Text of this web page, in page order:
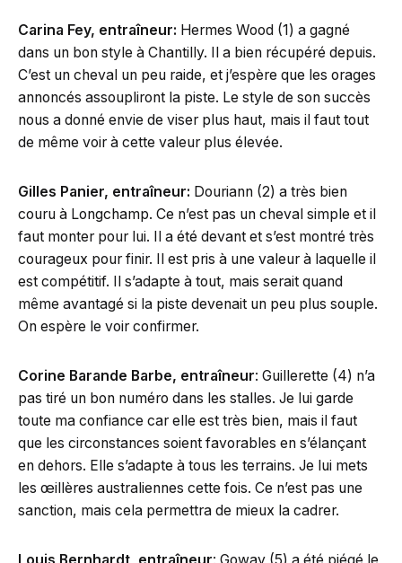
Carina Fey, entraîneur: Hermes Wood (1) a gagné
dans un bon style à Chantilly. Il a bien récupéré depuis.
C’est un cheval un peu raide, et j’espère que les orages
annoncés assoupliront la piste. Le style de son succès
nous a donné envie de viser plus haut, mais il faut tout
de même voir à cette valeur plus élevée.
Gilles Panier, entraîneur: Douriann (2) a très bien
couru à Longchamp. Ce n’est pas un cheval simple et il
faut monter pour lui. Il a été devant et s’est montré très
courageux pour finir. Il est pris à une valeur à laquelle il
est compétitif. Il s’adapte à tout, mais serait quand
même avantagé si la piste devenait un peu plus souple.
On espère le voir confirmer.
Corine Barande Barbe, entraîneur: Guillerette (4) n’a
pas tiré un bon numéro dans les stalles. Je lui garde
toute ma confiance car elle est très bien, mais il faut
que les circonstances soient favorables en s’élançant
en dehors. Elle s’adapte à tous les terrains. Je lui mets
les œillères australiennes cette fois. Ce n’est pas une
sanction, mais cela permettra de mieux la cadrer.
Louis Bernhardt, entraîneur: Goway (5) a été piégé le